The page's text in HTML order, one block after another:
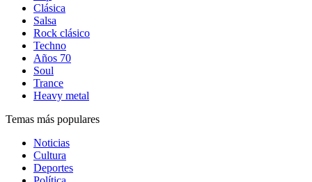
Clásica
Salsa
Rock clásico
Techno
Años 70
Soul
Trance
Heavy metal
Temas más populares
Noticias
Cultura
Deportes